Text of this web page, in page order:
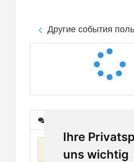
Ihre
uns wichtig
Другие события